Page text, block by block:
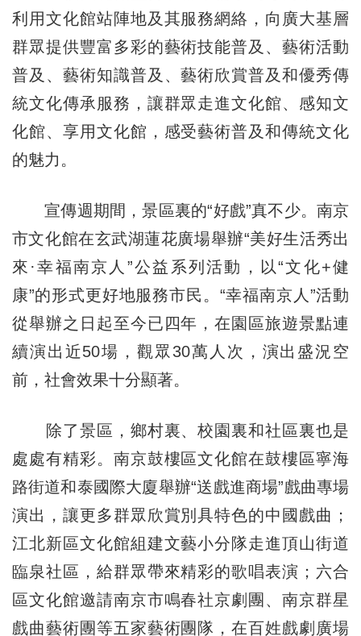
利用文化館站陣地及其服務網絡，向廣大基層
群眾提供豐富多彩的藝術技能普及、藝術活動
普及、藝術知識普及、藝術欣賞普及和優秀傳
統文化傳承服務，讓群眾走進文化館、感知文
化館、享用文化館，感受藝術普及和傳統文化
的魅力。
宣傳週期間，景區裏的“好戲”真不少。南京
市文化館在玄武湖蓮花廣場舉辦“美好生活秀出
來·幸福南京人”公益系列活動，以“文化+健
康”的形式更好地服務市民。“幸福南京人”活動
從舉辦之日起至今已四年，在園區旅遊景點連
續演出近50場，觀眾30萬人次，演出盛況空
前，社會效果十分顯著。
除了景區，鄉村裏、校園裏和社區裏也是
處處有精彩。南京鼓樓區文化館在鼓樓區寧海
路街道和泰國際大廈舉辦“送戲進商場”戲曲專場
演出，讓更多群眾欣賞別具特色的中國戲曲；
江北新區文化館組建文藝小分隊走進頂山街道
臨泉社區，給群眾帶來精彩的歌唱表演；六合
區文化館邀請南京市鳴春社京劇團、南京群星
戲曲藝術團等五家藝術團隊，在百姓戲劇廣場